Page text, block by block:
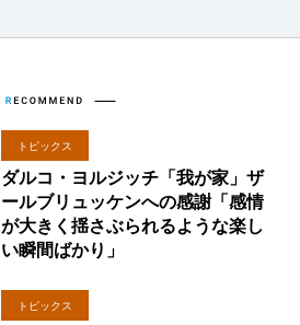
トピックス
ダルコ・ヨルジッチ「我が家」ザ
ールブリュッケンへの感謝「感情
が大きく揺さぶられるような楽し
い瞬間ばかり」
トピックス